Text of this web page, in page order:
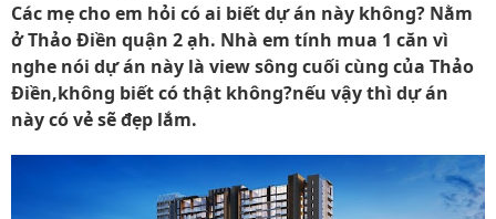
Các mẹ cho em hỏi có ai biết dự án này không? Nằm
ở Thảo Điền quận 2 ạh. Nhà em tính mua 1 căn vì
nghe nói dự án này là view sông cuối cùng của Thảo
Điền,không biết có thật không?nếu vậy thì dự án
này có vẻ sẽ đẹp lắm.